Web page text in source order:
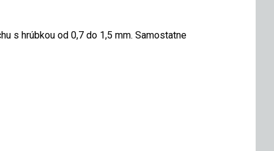
s hrúbkou od 0,7 do 1,5 mm. Samostatne